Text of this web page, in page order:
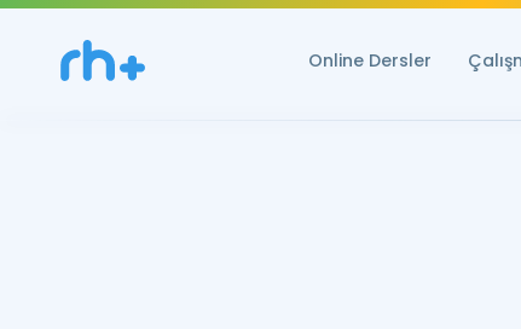
Online Dersler